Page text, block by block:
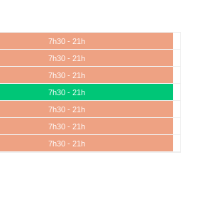
7h30 - 21h
7h30 - 21h
7h30 - 21h
7h30 - 21h
7h30 - 21h
7h30 - 21h
7h30 - 21h